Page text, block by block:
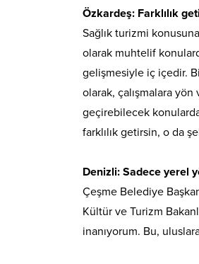
Özkardeş: Farklılık
Sağlık turizmi
olarak muhtelif
gelişmesiyle iç içedir.
olarak, çalışmalara
geçirebilecek konularda
farklılık getirsin, o da
Denizli: Sadece yerel
Çeşme Belediye
Kültür ve Turizm
inanıyorum. Bu,